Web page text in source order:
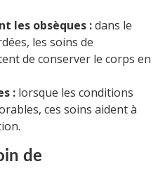
les obsèques :dans le
les soins de
de conserver le corps en
: lorsque les conditions
ces soins aident à
de